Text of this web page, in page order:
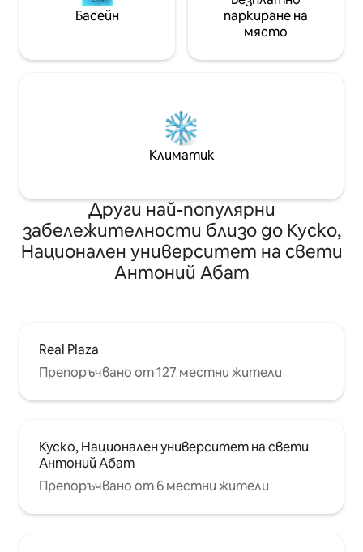
Басейн
паркиране на
място
Климатик
Други най-популярни
забележителности близо до Куско,
Национален университет на свети
Антоний Абат
Real Plaza
Препоръчвано от 127 местни жители
Куско, Национален университет на свети
Антоний Абат
Препоръчвано от 6 местни жители